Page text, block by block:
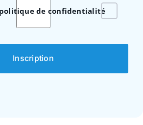
politique de confidentialité
Inscription